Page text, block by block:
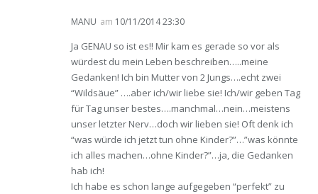
MANU am 10/11/2014 23:30
Ja GENAU so ist es!! Mir kam es gerade so vor als
würdest du mein Leben beschreiben…..meine
Gedanken! Ich bin Mutter von 2 Jungs….echt zwei
“Wildsäue” ….aber ich/wir liebe sie! Ich/wir geben Tag
für Tag unser bestes….manchmal…nein…meistens
unser letzter Nerv…doch wir lieben sie! Oft denk ich
“was würde ich jetzt tun ohne Kinder?”…”was könnte
ich alles machen…ohne Kinder?”…ja, die Gedanken
hab ich!
Ich habe es schon lange aufgegeben “perfekt” zu